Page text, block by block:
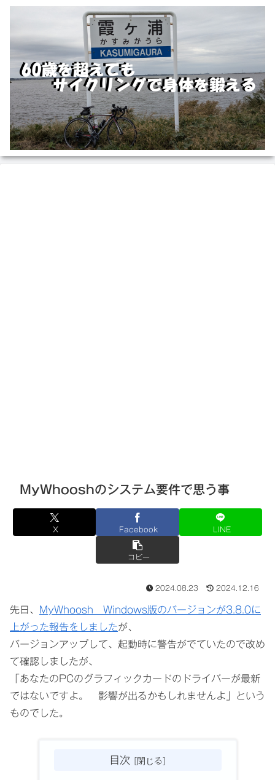
MyWhooshのシステム要件で思う事
X Facebook LINE
コピー
2024.08.23 2024.12.16
先日、 MyWhoosh Windows版のバージョンが3.8.0に
上がった報告をしましたが、
バージョンアップして、起動時に警告がでていたので改め
て確認しましたが、
「あなたのPCのグラフィックカードのドライバーが最新
ではないですよ。 影響が出るかもしれませんよ」という
ものでした。
目次